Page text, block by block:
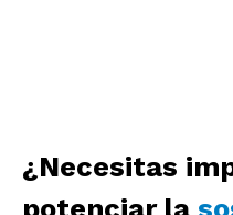
¿Necesitas
potenciar la